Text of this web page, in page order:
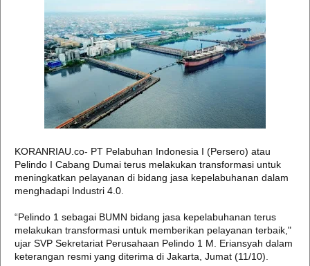
KORANRIAU.co- PT Pelabuhan Indonesia I (Persero) atau
Pelindo I Cabang Dumai terus melakukan transformasi untuk
meningkatkan pelayanan di bidang jasa kepelabuhanan dalam
menghadapi Industri 4.0.
“Pelindo 1 sebagai BUMN bidang jasa kepelabuhanan terus
melakukan transformasi untuk memberikan pelayanan terbaik,"
ujar SVP Sekretariat Perusahaan Pelindo 1 M. Eriansyah dalam
keterangan resmi yang diterima di Jakarta, Jumat (11/10).